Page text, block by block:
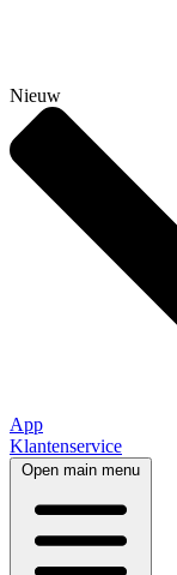
Nieuw
App
Klantenservice
Open main menu